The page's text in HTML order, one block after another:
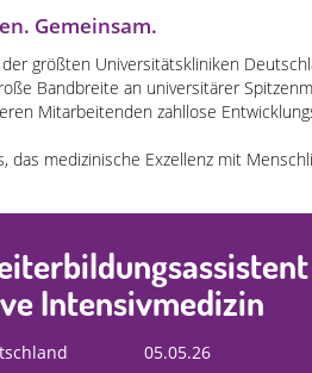
Gemeinsam.
größten Universitätskliniken
Bandbreite an universitärer
Mitarbeitenden zahllose
das medizinische Exzellenz mit
Intensivmedizin
05.05.26